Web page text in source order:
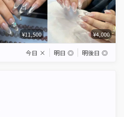
¥11,500 ¥4,000
今日 × 明日 ◎ 明後日 ◎